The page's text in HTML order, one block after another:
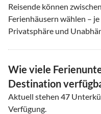
Reisende können
Ferienhäusern wählen –
Privatsphäre und
Wie viele
Destination
Aktuell stehen 47
Verfügung.